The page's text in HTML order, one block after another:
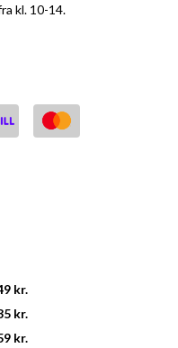
kl. 10-14.
kr.
kr.
kr.